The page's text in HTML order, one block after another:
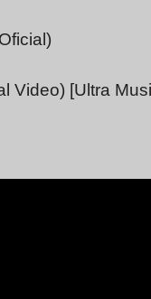
Video) [Ultra